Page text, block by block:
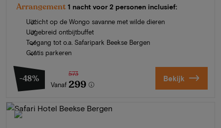
Arrangement 1 nacht voor 2 personen inclusief:
Uitzicht op de Wongo savanne met wilde dieren
Uitgebreid ontbijtbuffet
Toegang tot o.a. Safaripark Beekse Bergen
Gratis parkeren
-48%
Vanaf
573
299 Bekijk